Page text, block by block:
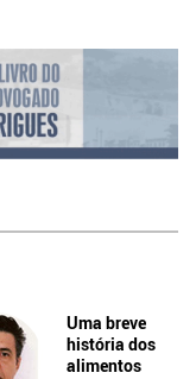
Uma breve
história dos
alimentos